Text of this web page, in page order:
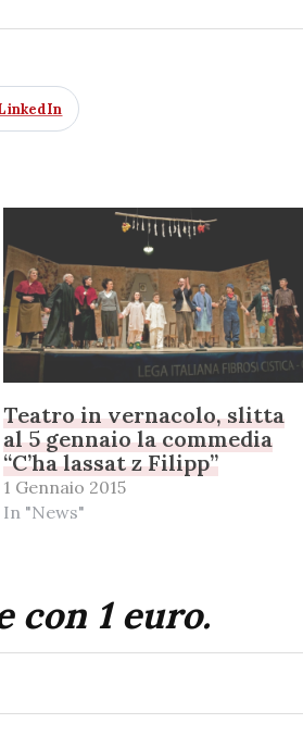
Teatro in vernacolo, slitta
al 5 gennaio la commedia
“C’ha lassat z Filipp”
1 Gennaio 2015
In "News"
con 1 euro.